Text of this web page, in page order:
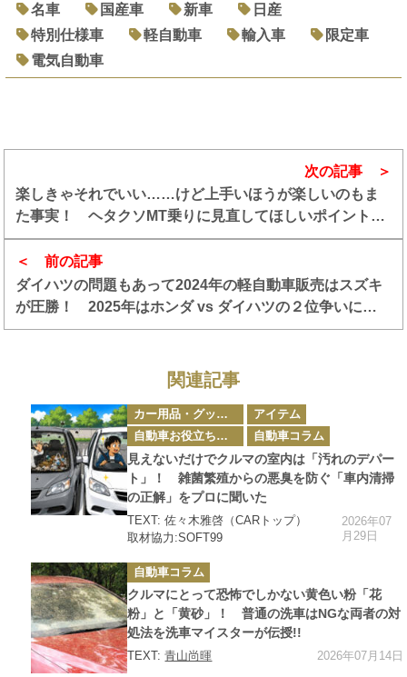
名車
国産車 新車
日産
特別仕様車
軽自動車 輸入車
限定車
電気自動車
前の記事
ダイハツの問題もあって2024年の軽自動車販売はスズキ
が圧勝！ 2025年はホンダ vs ダイハツの２位争いに注
目!!
次の記事
楽しきゃそれでいい……けど上手いほうが楽しいのもま
た事実！ ヘタクソMT乗りに見直してほしいポイント３
つ
関連記事
カ
テ
ゴ
リ
ー
カー用品・グッズ情報
アイテム
自動車お役立ち情報
自動車コラム
見えないだけでクルマの室内は「汚れのデパー
ト」！ 雑菌繁殖からの悪臭を防ぐ「車内清掃
の正解」をプロに聞いた
TEXT: 佐々木雅啓（CARトップ）
取材協力:SOFT99
2026年07
月29日
カ
テ
ゴ
リ
ー
自動車コラム
クルマにとって恐怖でしかない黄色い粉「花
粉」と「黄砂」！ 普通の洗車はNGな両者の対
処法を洗車マイスターが伝授!!
TEXT:青山尚暉 2026年07月14日